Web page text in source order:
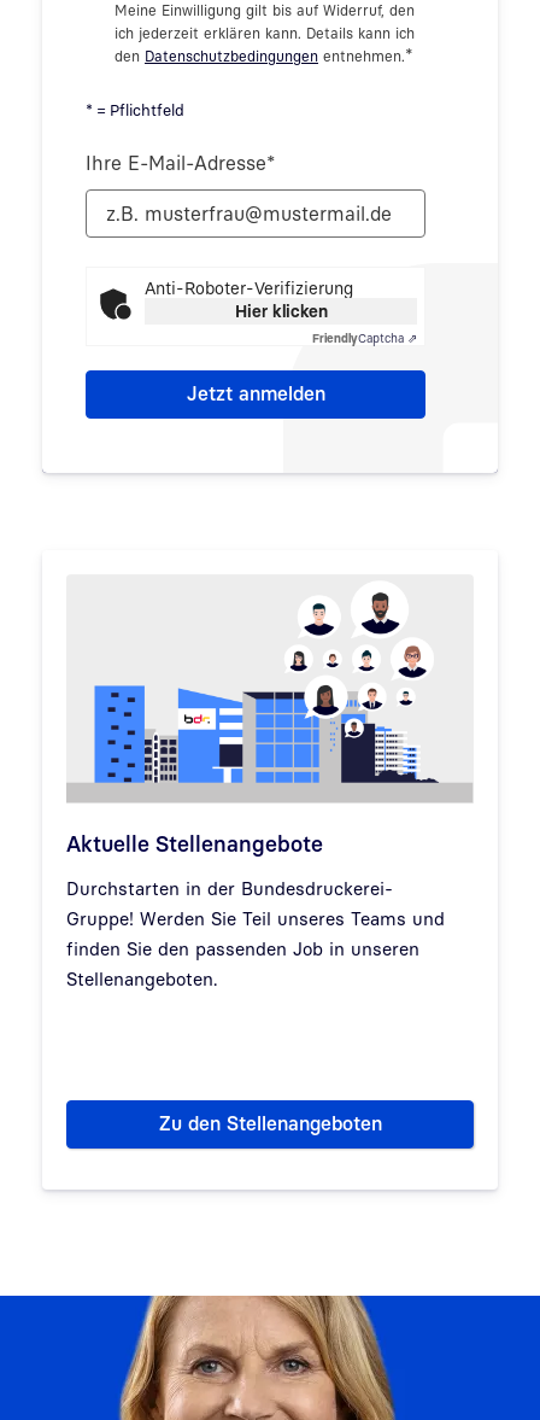
Meine Einwilligung gilt bis auf Widerruf, den
ich jederzeit erklären kann. Details kann ich
den Datenschutzbedingungen entnehmen.*
* = Pflichtfeld
Ihre E-Mail-Adresse*
Anti-Roboter-Verifizierung
Hier klicken
FriendlyCaptcha ⇗
Aktuelle Stellenangebote
Durchstarten in der Bundesdruckerei-
Gruppe! Werden Sie Teil unseres Teams und
finden Sie den passenden Job in unseren
Stellenangeboten.
Zu den Stellenangeboten